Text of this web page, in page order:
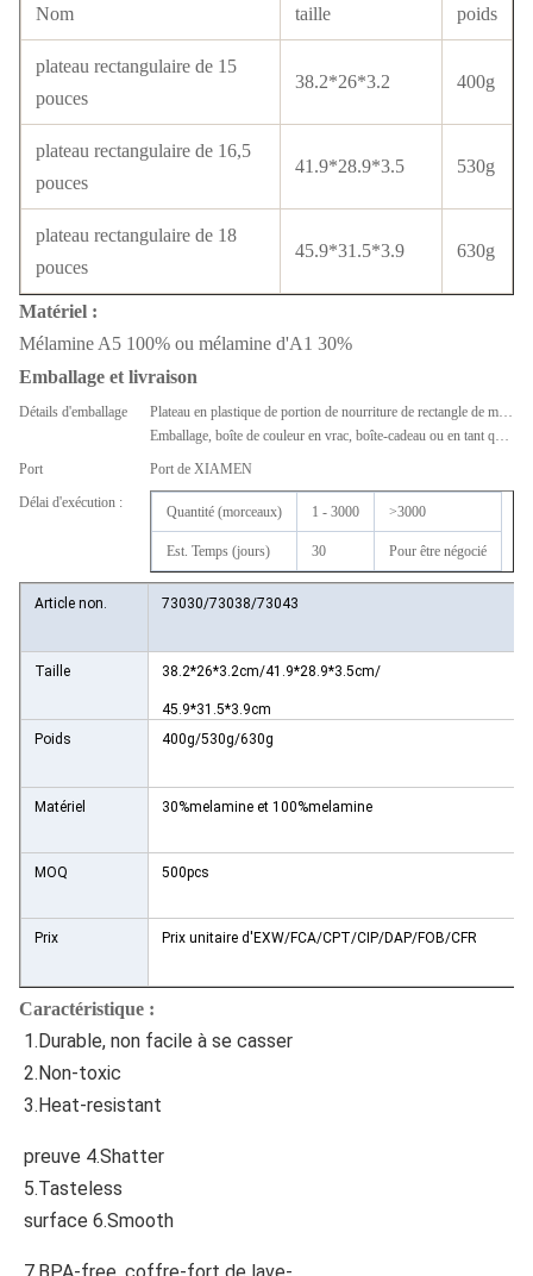
Nom taille poids
plateau rectangulaire de 15
pouces
38.2*26*3.2 400g
plateau rectangulaire de 16,5
pouces
41.9*28.9*3.5 530g
plateau rectangulaire de 18
pouces
45.9*31.5*3.9 630g
Matériel :
Mélamine A5 100% ou mélamine d'A1 30%
Emballage et livraison
Détails d'emballage
Plateau en plastique de portion de nourriture de rectangle de mélamine imprimé par coutume d'utilisation de restaurant de prix de gros
Emballage, boîte de couleur en vrac, boîte-cadeau ou en tant que votre demande.
Port
Port de XIAMEN
Délai d'exécution :
Quantité (morceaux) 1 - 3000 >3000
Est. Temps (jours) 30 Pour être négocié
Article non. 73030/73038/73043
Taille 38.2*26*3.2cm/41.9*28.9*3.5cm/
45.9*31.5*3.9cm
Poids
400g/530g/630g
Matériel 30%melamine et 100%melamine
MOQ 500pcs
Prix Prix unitaire d'EXW/FCA/CPT/CIP/DAP/FOB/CFR/CIF
Caractéristique :
1.Durable, non facile à se casser
2.Non-toxic
3.Heat-resistant
preuve 4.Shatter
5.Tasteless
surface 6.Smooth